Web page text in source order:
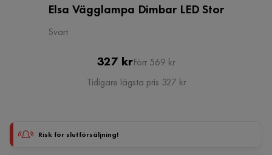
Elsa Vägglampa Dimbar LED Stor
Svart
Pris
327 krOriginal
Pris
Förr 569 kr
Tidigare lägsta pris 327 kr
Risk för slutförsäljning!